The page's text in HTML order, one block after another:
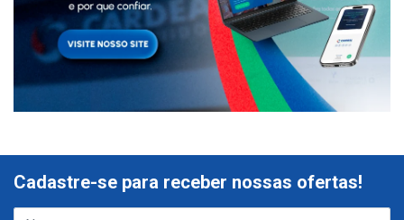
Cadastre-se para receber nossas ofertas!